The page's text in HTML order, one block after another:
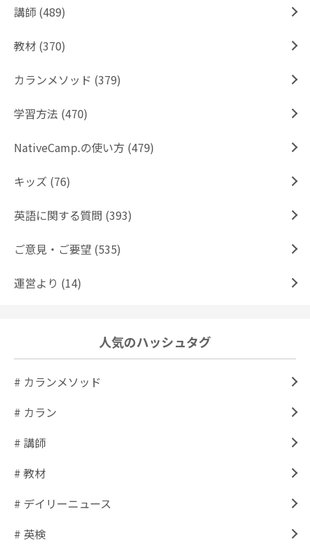
講師 (489)
教材 (370)
カランメソッド (379)
学習方法 (470)
NativeCamp.の使い方 (479)
キッズ (76)
英語に関する質問 (393)
ご意見・ご要望 (535)
運営より (14)
人気のハッシュタグ
# カランメソッド
# カラン
# 講師
# 教材
# デイリーニュース
# 英検